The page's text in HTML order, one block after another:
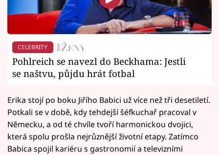
CELEBRITY
Pohlreich se navezl do Beckhama: Jestli
se naštvu, půjdu hrát fotbal
Erika stojí po boku Jiřího Babici už více než tři desetiletí.
Potkali se v době, kdy tehdejší šéfkuchař pracoval v
Německu, a od té chvíle tvoří harmonickou dvojici,
která spolu prošla nejrůznější životní etapy. Zatímco
Babica spojil kariéru s gastronomií a televizními